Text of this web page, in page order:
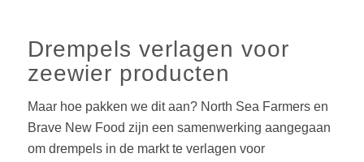
Drempels verlagen voor
zeewier producten
Maar hoe pakken we dit aan? North Sea Farmers en
Brave New Food zijn een samenwerking aangegaan
om drempels in de markt te verlagen voor